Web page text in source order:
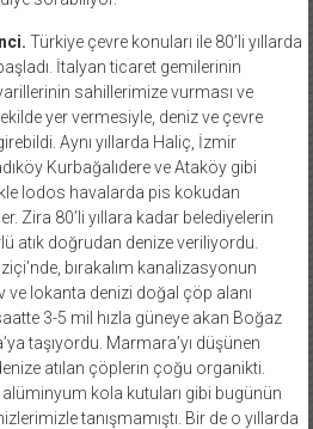
Türkiye çevre konuları ile 80’li yıllarda
İtalyan ticaret gemilerinin
sahillerimize vurması ve
yer vermesiyle, deniz ve çevre
Aynı yıllarda Haliç, İzmir
Kurbağalıdere ve Ataköy gibi
lodos havalarda pis kokudan
Zira 80’li yıllara kadar belediyelerin
atık doğrudan denize veriliyordu.
bırakalım kanalizasyonun
ve lokanta denizi doğal çöp alanı
3-5 mil hızla güneye akan Boğaz
taşıyordu. Marmara’yı düşünen
atılan çöplerin çoğu organikti.
kola kutuları gibi bugünün
tanışmamıştı. Bir de o yıllarda